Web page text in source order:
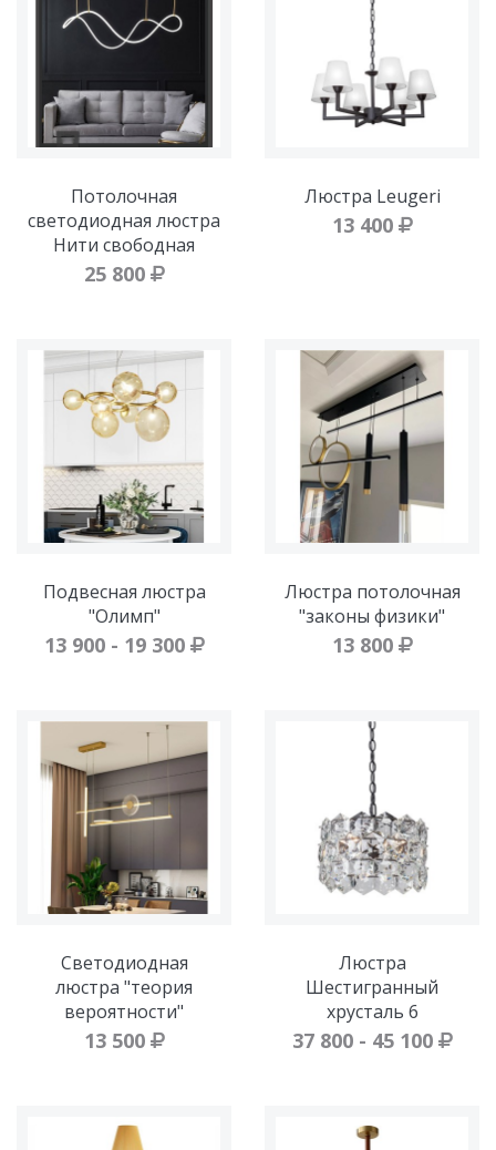
Потолочная
светодиодная люстра
Нити свободная
25 800
Люстра Leugeri
13 400
Подвесная люстра
"Олимп"
13 900 - 19 300
Люстра потолочная
"законы физики"
13 800
Светодиодная
люстра "теория
вероятности"
13 500
Люстра
Шестигранный
хрусталь 6
37 800 - 45 100